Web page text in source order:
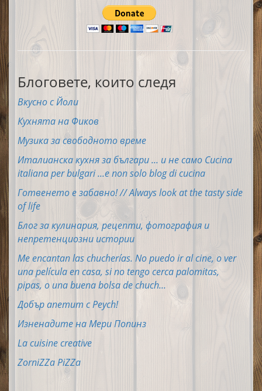
Блоговете, които следя
Вкусно с Йоли
Кухнята на Фиков
Музика за свободното време
Италианска кухня за българи ... и не само Cucina
italiana per bulgari ...e non solo blog di cucina
Готвенето е забавно! // Always look at the tasty side
of life
Блог за кулинария, рецепти, фотография и
непретенциозни истории
Me encantan las chucherías. No puedo ir al cine, o ver
una película en casa, si no tengo cerca palomitas,
pipas, o una buena bolsa de chuch...
Добър апетит с Peych!
Изненадите на Мери Попинз
La cuisine creative
ZorniZZa PiZZa